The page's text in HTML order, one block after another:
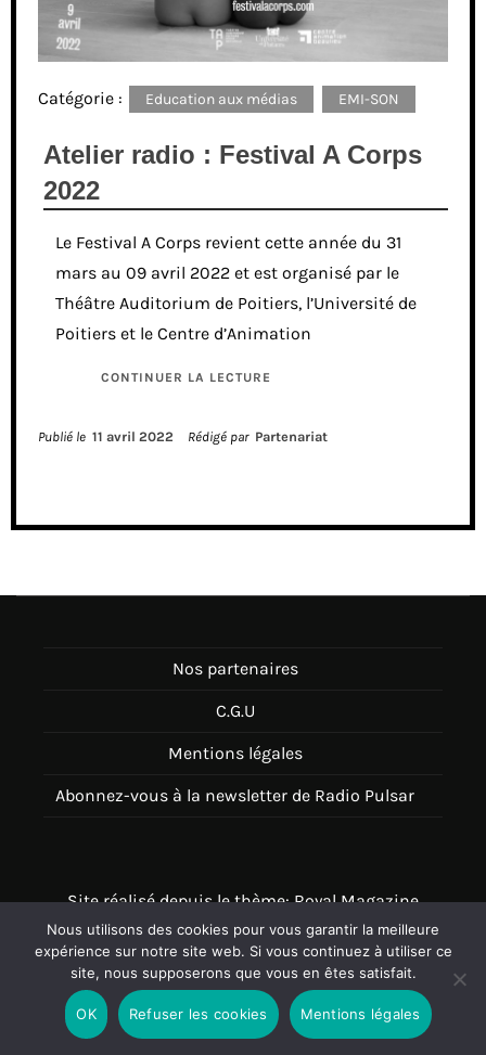
Catégorie : Education aux médias EMI-SON
Atelier radio : Festival A Corps
2022
Le Festival A Corps revient cette année du 31
mars au 09 avril 2022 et est organisé par le
Théâtre Auditorium de Poitiers, l’Université de
Poitiers et le Centre d’Animation
CONTINUER LA LECTURE
Publié le 11 avril 2022 Rédigé par Partenariat
Nos partenaires
C.G.U
Mentions légales
Abonnez-vous à la newsletter de Radio Pulsar
Site réalisé depuis le thème: Royal Magazine
Thème disponible sur Wordpress
Nous utilisons des cookies pour vous garantir la meilleure
expérience sur notre site web. Si vous continuez à utiliser ce
site, nous supposerons que vous en êtes satisfait.
OK Refuser les cookies Mentions légales